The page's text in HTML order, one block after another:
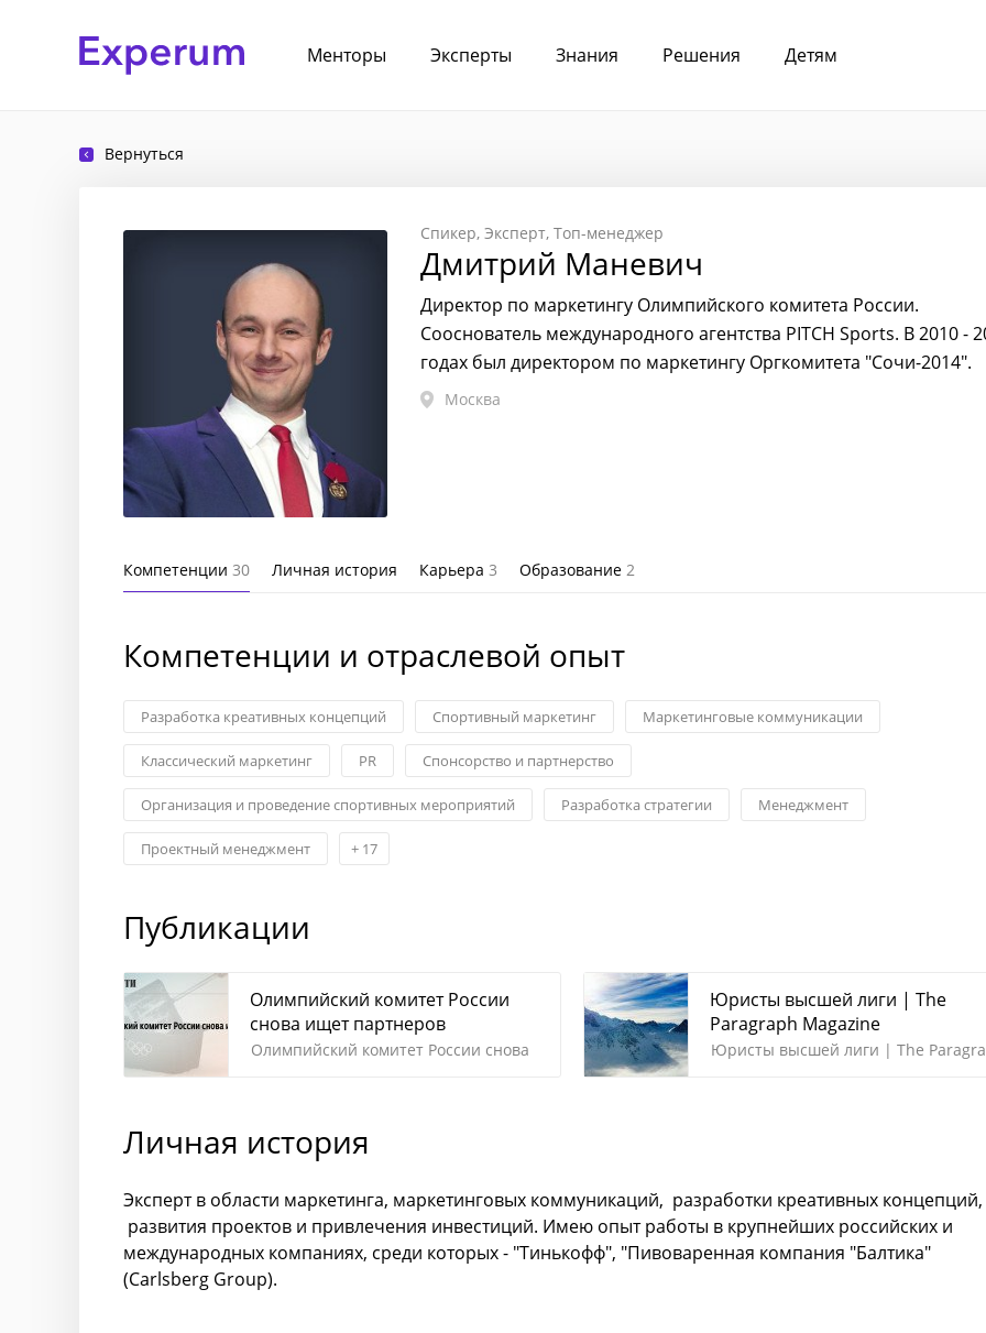
Менторы Эксперты Знания Решения Детям
Вернуться
Спикер Эксперт Топ-менеджер
Дмитрий Маневич
Директор по маркетингу Олимпийского комитета России.
Сооснователь международного агентства PITCH Sports. В 2010 -
годах был директором по маркетингу Оргкомитета "Сочи-2014".
Москва
Компетенции 30 Личная история Карьера 3 Образование 2
Компетенции и отраслевой опыт
Разработка креативных концепций Спортивный маркетинг Маркетинговые коммуникации
Классический маркетинг PR Спонсорство и партнерство
Организация и проведение спортивных мероприятий Разработка стратегии Менеджмент
Проектный менеджмент + 17
Публикации
Олимпийский комитет России
снова ищет партнеров
Олимпийский комитет России снова
Юристы высшей лиги | The
Paragraph Magazine
Юристы высшей лиги | The
Личная история
Эксперт в области маркетинга, маркетинговых коммуникаций, разработки креативных концепций,
развития проектов и привлечения инвестиций. Имею опыт работы в крупнейших российских и
международных компаниях, среди которых - "Тинькофф", "Пивоваренная компания "Балтика"
(Carlsberg Group).